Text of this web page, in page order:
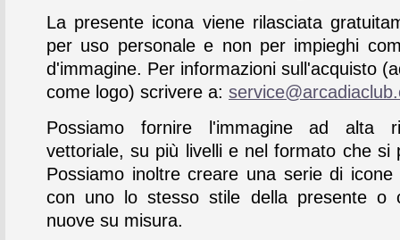
La presente icona viene rilasciata
per uso personale e non per impieghi
d'immagine. Per informazioni sull'acquisto
come logo) scrivere a:
Possiamo fornire l'immagine ad alta
vettoriale, su più livelli e nel formato che si
Possiamo inoltre creare una serie di icone
con uno lo stesso stile della presente o
nuove su misura.